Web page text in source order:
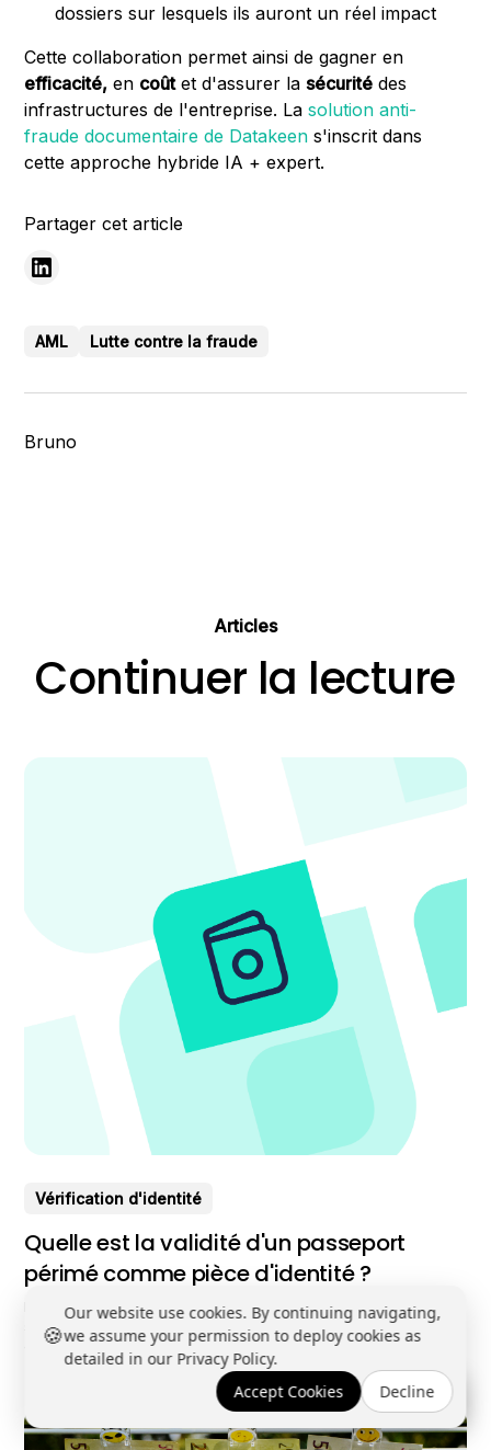
dossiers sur lesquels ils auront un réel impact
Cette collaboration permet ainsi de gagner en
efficacité, en coûtet d'assurer lasécurité des
infrastructures de l'entreprise. Lasolution anti-
fraude documentaire de Datakeen s'inscrit dans
cette approche hybride IA + expert.
Partager cet article
Lutte contre la fraude
AML
Bruno
Articles
Continuer la lecture
Vérification d'identité
Quelle est la validité d'un passeport
périmé comme pièce d'identité ?
Le passeport périmé est souvent source de confusion lorsqu'il
s'agit de son utilisation comme pièce d'identité. Cet article explore
en profondeur sa validité légale, ses implications pratiques, et
fournit des conseils précieux aux professionnels confrontés à ce
dilemme. Découvrez comment naviguer dans cette complexité
avec expertise et assurance. Comprendre la validité légale d'un
passeport périmé
🍪
Our website use cookies. By continuing navigating,
we assume your permission to deploy cookies as
detailed in our Privacy Policy.
Accept Cookies
Decline
Réserver une démo →